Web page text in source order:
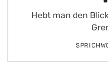
Hebt man den